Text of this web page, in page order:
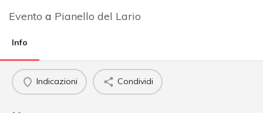
Evento a Pianello del Lario
Info
Indicazioni Condividi